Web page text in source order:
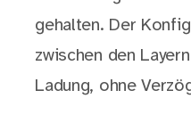
gehalten. Der
zwischen den
Ladung, ohne